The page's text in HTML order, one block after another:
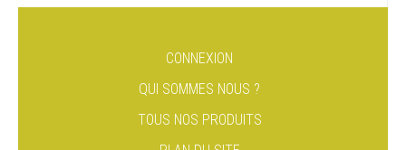
CONNEXION
QUI SOMMES NOUS ?
TOUS NOS PRODUITS